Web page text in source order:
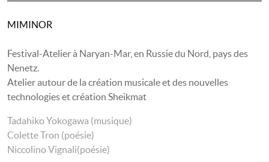
MIMINOR
Festival-Atelier à Naryan-Mar, en Russie du Nord, pays des
Nenetz.
Atelier autour de la création musicale et des nouvelles
technologies et création Sheikmat
Tadahiko Yokogawa (musique)
Colette Tron (poésie)
Niccolino Vignali(poésie)